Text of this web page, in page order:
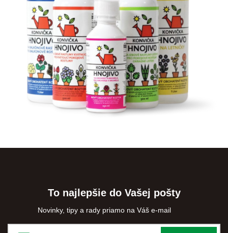
To najlepšie do Vašej pošty
Novinky, tipy a rady priamo na Váš e-mail